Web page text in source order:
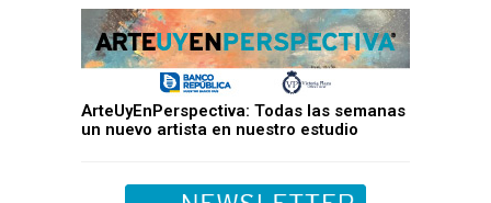
ArteUyEnPerspectiva: Todas las semanas
un nuevo artista en nuestro estudio